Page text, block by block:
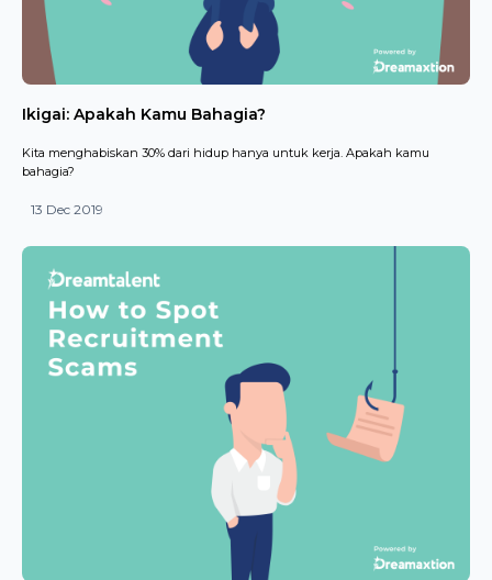
Ikigai: Apakah Kamu Bahagia?
Kita menghabiskan 30% dari hidup hanya untuk kerja. Apakah kamu
bahagia?
13 Dec 2019